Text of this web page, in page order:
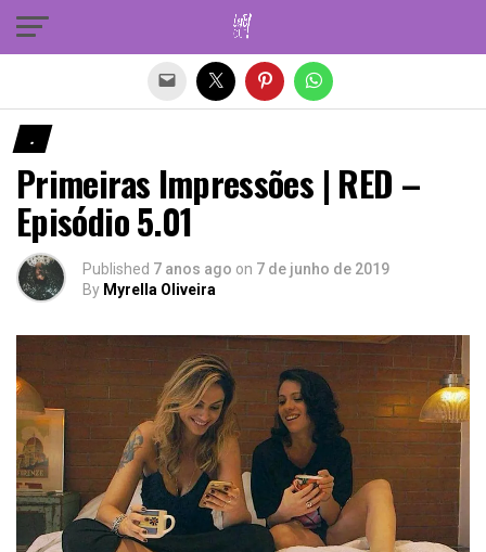
.
Primeiras Impressões | RED –
Episódio 5.01
Published 7 anos ago on 7 de junho de 2019
By Myrella Oliveira
Sair da versão mobile